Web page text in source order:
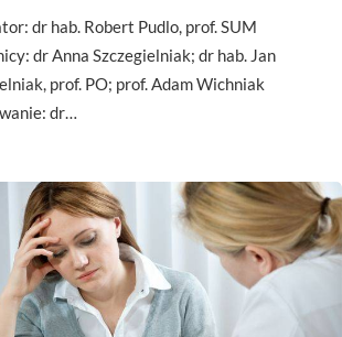
dr hab. Robert Pudlo, prof. SUM
dr Anna Szczegielniak; dr hab. Jan
prof. PO; prof. Adam Wichniak
dr…